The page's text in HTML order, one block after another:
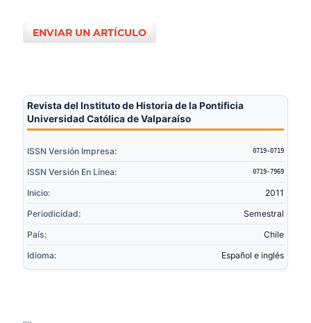
ENVIAR UN ARTÍCULO
Revista del Instituto de Historia de la Pontificia
Universidad Católica de Valparaíso
ISSN Versión Impresa: 0719-0719
ISSN Versión En Línea: 0719-7969
Inicio:
2011
Periodicidad:
Semestral
País:
Chile
Idioma:
Español e inglés